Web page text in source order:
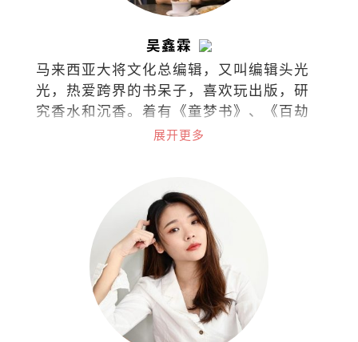
吴鑫霖
马来西亚大将文化总编辑，又叫编辑头光
光，热爱跨界的书呆子，喜欢玩出版，研
究香水和沉香。着有《童梦书》、《百劫
华光》和《不愁此时春光》，最近在不同
展开更多